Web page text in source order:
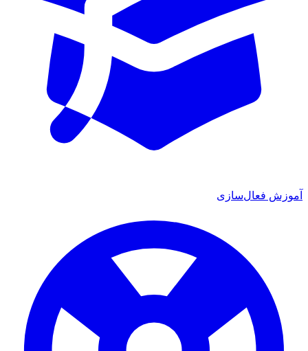
آموزش فعال‌سازی